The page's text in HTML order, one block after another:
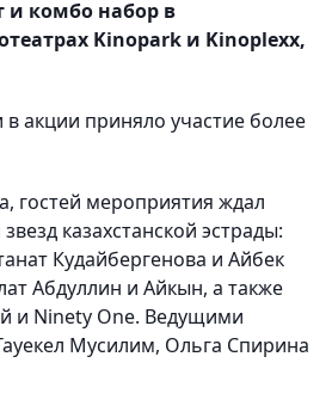
и комбо набор в
Kinopark и Kinoplexx,
акции приняло участие более
мероприятия ждал
казахстанской эстрады:
Кудайбергенова и Айбек
Абдуллин и Айкын, а также
и Ninety One. Ведущими
Мусилим, Ольга Спирина